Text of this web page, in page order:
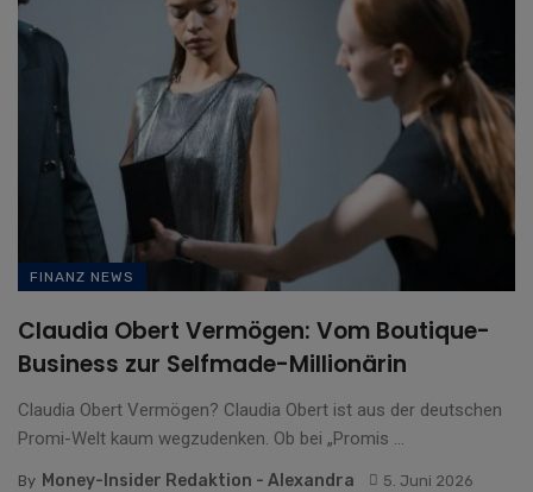
FINANZ NEWS
Claudia Obert Vermögen: Vom Boutique-
Business zur Selfmade-Millionärin
Claudia Obert Vermögen? Claudia Obert ist aus der deutschen
Promi-Welt kaum wegzudenken. Ob bei „Promis ...
By Money-Insider Redaktion - Alexandra 5. Juni 2026